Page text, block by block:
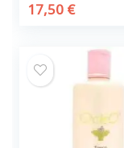
17,50 €